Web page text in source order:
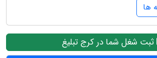
ها
ثبت شغل شما در کرج تبلیغ